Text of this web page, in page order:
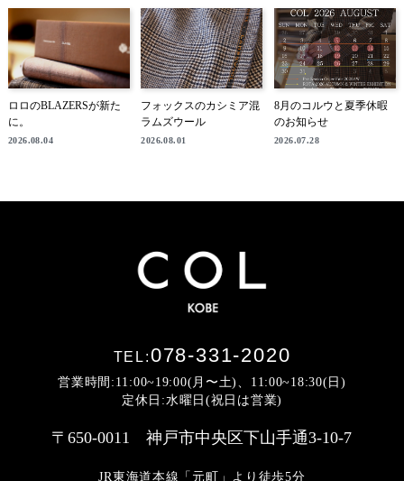
ロロのBLAZERSが新た
に。
2026.08.04
フォックスのカシミア混
ラムズウール
2026.08.01
8月のコルウと夏季休暇
のお知らせ
2026.07.28
TEL:078-331-2020
営業時間:11:00~19:00(月〜土)、11:00~18:30(日)
定休日:水曜日(祝日は営業)
〒650-0011 神戸市中央区下山手通3-10-7
JR東海道本線「元町」より徒歩5分